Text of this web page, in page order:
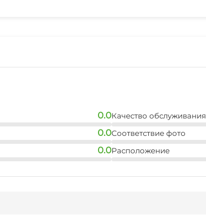
0.0
0.0
0.0
Качество обслуживания
Соответствие фото
Расположение